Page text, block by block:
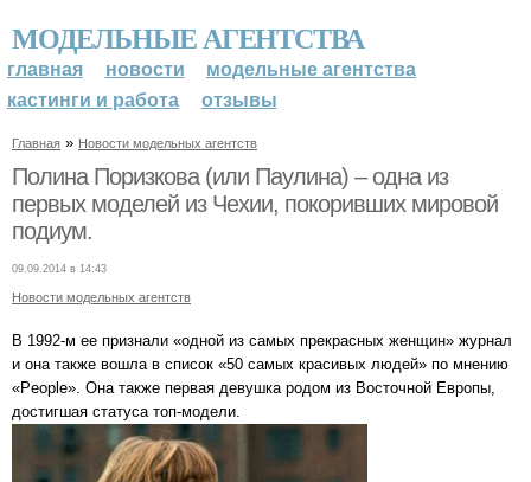
МОДЕЛЬНЫЕ АГЕНТСТВА
главная новости
модельные агентства
кастинги и работа
отзывы
Главная » Новости модельных агентств
Полина Поризкова (или Паулина) – одна из
первых моделей из Чехии, покоривших мировой
подиум.
09.09.2014 в 14:43
Новости модельных агентств
В 1992-м ее признали «одной из самых прекрасных женщин» журнал
и она также вошла в список «50 самых красивых людей» по мнению
«People». Она также первая девушка родом из Восточной Европы,
достигшая статуса топ-модели.